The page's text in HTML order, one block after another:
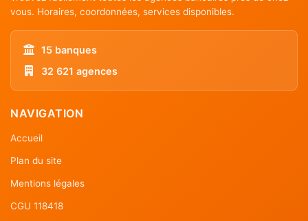
vous. Horaires, coordonnées, services disponibles.
15 banques
32 621 agences
NAVIGATION
Accueil
Plan du site
Mentions légales
CGU 118418